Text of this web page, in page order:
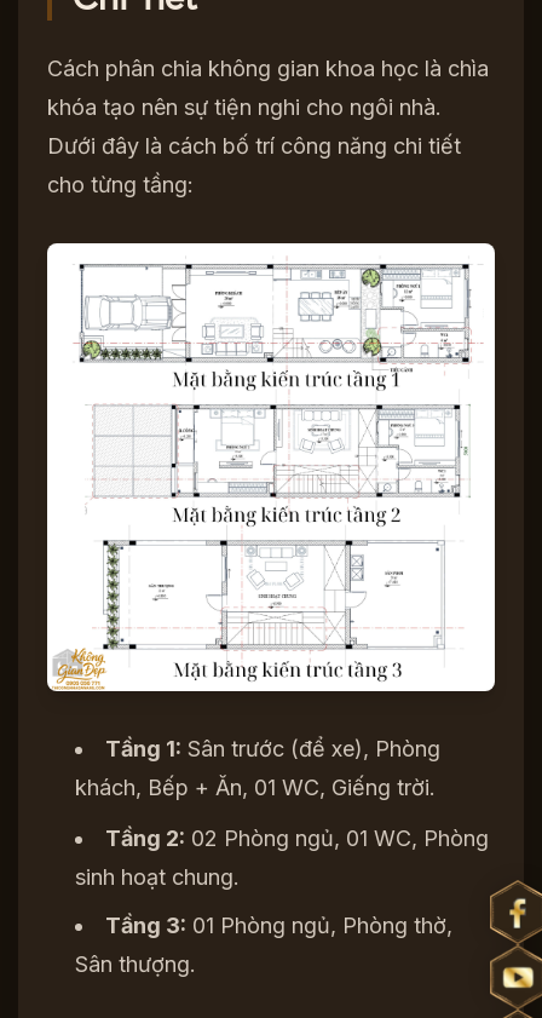
Cách phân chia không gian khoa học là chìa
khóa tạo nên sự tiện nghi cho ngôi nhà.
Dưới đây là cách bố trí công năng chi tiết
cho từng tầng:
Tầng 1: Sân trước (để xe), Phòng
khách, Bếp + Ăn, 01 WC, Giếng trời.
Tầng 2: 02 Phòng ngủ, 01 WC, Phòng
sinh hoạt chung.
Tầng 3: 01 Phòng ngủ, Phòng thờ,
Sân thượng.